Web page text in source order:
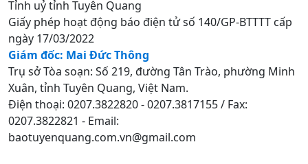
Tỉnh uỷ tỉnh Tuyên Quang
Giấy phép hoạt động báo điện tử số 140/GP-BTTTT cấp
ngày 17/03/2022
Giám đốc: Mai Đức Thông
Trụ sở Tòa soạn: Số 219, đường Tân Trào, phường Minh
Xuân, tỉnh Tuyên Quang, Việt Nam.
Điện thoại: 0207.3822820 - 0207.3817155 / Fax:
0207.3822821 - Email:
baotuyenquang.com.vn@gmail.com